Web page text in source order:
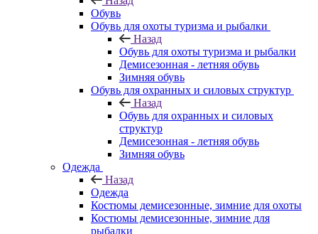
Обувь
Обувь для охоты туризма и рыбалки
Назад
Обувь для охоты туризма и рыбалки
Демисезонная - летняя обувь
Зимняя обувь
Обувь для охранных и силовых структур
Назад
Обувь для охранных и силовых
структур
Демисезонная - летняя обувь
Зимняя обувь
Одежда
Назад
Одежда
Костюмы демисезонные, зимние для охоты
Костюмы демисезонные, зимние для
рыбалки